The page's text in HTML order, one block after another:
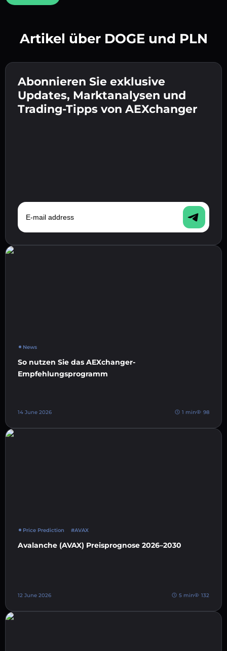
Gib deine Krypto-Wallet-Adresse ein 👉 fahre
mit dem nächsten Schritt fort.
Bestätige deine Identität 👉 fahre mit dem
letzten Schritt fort.
Sende die Einzahlung 👉 erhalte Krypto oder
Fiat in deiner Wallet.
Artikel über DOGE und PLN
Abonnieren Sie exklusive
Updates, Marktanalysen und
Trading-Tipps von AEXchanger
E-mail address
News
So nutzen Sie das AEXchanger-
Empfehlungsprogramm
14 June 2026 1 min 98
Price Prediction #AVAX
Avalanche (AVAX) Preisprognose 2026–2030
12 June 2026 5 min 132